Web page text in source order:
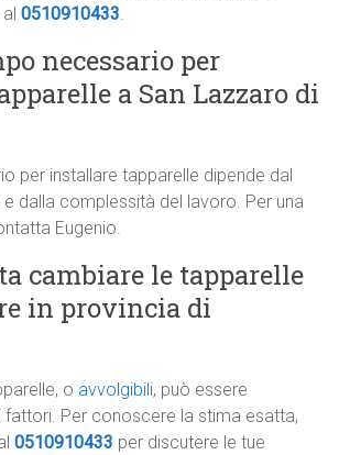
al0510910433.
necessario per
a San Lazzaro di
per installare tapparelle dipende dal
dalla complessità del lavoro. Per una
Eugenio.
cambiare le tapparelle
in provincia di
o avvolgibili, può essere
fattori. Per conoscere la stima esatta,
0510910433 per discutere le tue